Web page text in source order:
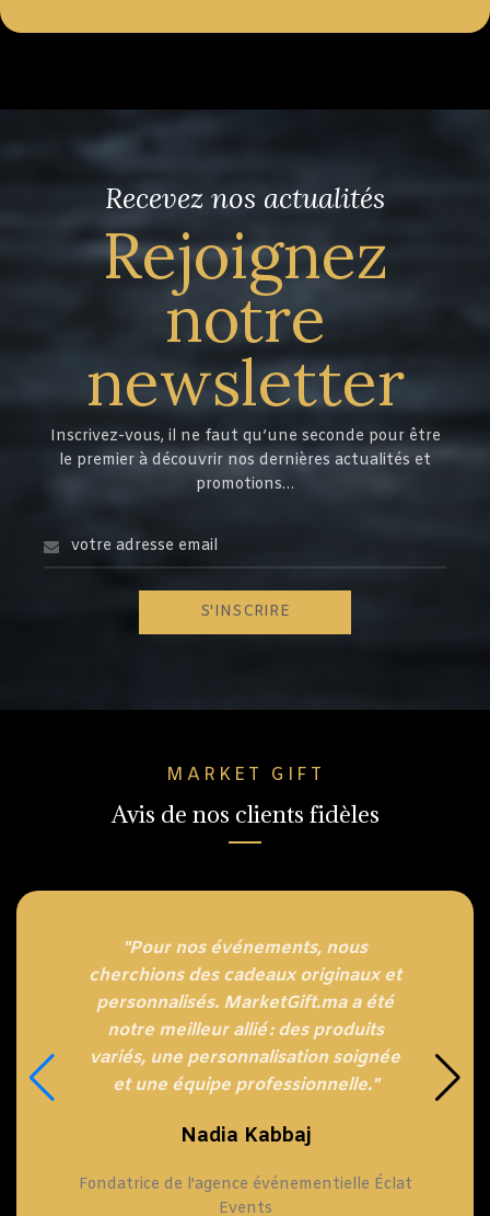
Recevez nos actualités
Rejoignez
notre
newsletter
Inscrivez-vous, il ne faut qu’une seconde pour être
le premier à découvrir nos dernières actualités et
promotions…
MARKET GIFT
Avis de nos clients fidèles
"Pour nos événements, nous
cherchions des cadeaux originaux et
personnalisés. MarketGift.ma a été
notre meilleur allié : des produits
variés, une personnalisation soignée
et une équipe professionnelle."
Nadia Kabbaj
Fondatrice de l'agence événementielle Éclat
Events